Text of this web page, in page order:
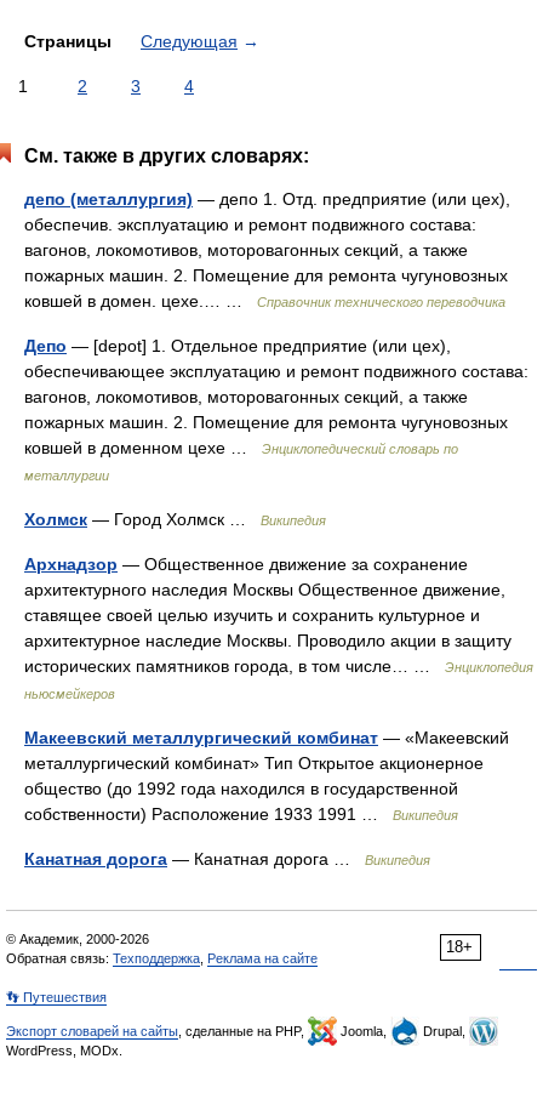
Страницы Следующая →
1 2 3 4
См. также в других словарях:
депо (металлургия) — депо 1. Отд. предприятие (или цех),
обеспечив. эксплуатацию и ремонт подвижного состава:
вагонов, локомотивов, моторовагонных секций, а также
пожарных машин. 2. Помещение для ремонта чугуновозных
ковшей в домен. цехе.… …
Справочник технического переводчика
Депо — [depot] 1. Отдельное предприятие (или цех),
обеспечивающее эксплуатацию и ремонт подвижного состава:
вагонов, локомотивов, моторовагонных секций, а также
пожарных машин. 2. Помещение для ремонта чугуновозных
ковшей в доменном цехе …
Энциклопедический словарь по
металлургии
Холмск — Город Холмск … Википедия
Архнадзор — Общественное движение за сохранение
архитектурного наследия Москвы Общественное движение,
ставящее своей целью изучить и сохранить культурное и
архитектурное наследие Москвы. Проводило акции в защиту
исторических памятников города, в том числе… …
Энциклопедия
ньюсмейкеров
Макеевский металлургический комбинат — «Макеевский
металлургический комбинат» Тип Открытое акционерное
общество (до 1992 года находился в государственной
собственности) Расположение 1933 1991 …
Википедия
Канатная дорога — Канатная дорога … Википедия
18+
© Академик, 2000-2026
Обратная связь: Техподдержка Реклама на сайте
👣 Путешествия
Экспорт словарей на сайты , сделанные на PHP, Joomla,
Drupal,
WordPress, MODx.